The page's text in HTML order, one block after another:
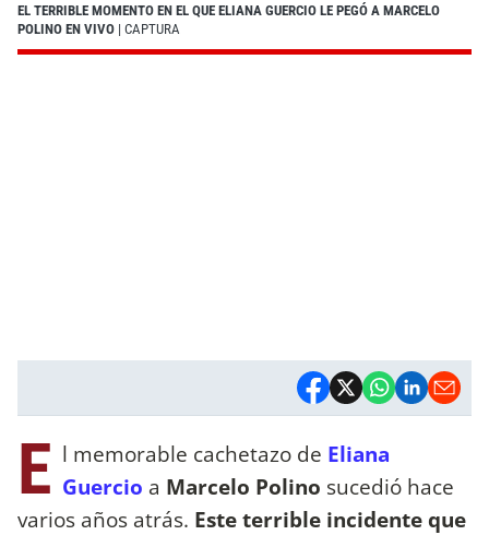
EL TERRIBLE MOMENTO EN EL QUE ELIANA GUERCIO LE PEGÓ A MARCELO
POLINO EN VIVO | CAPTURA
E l memorable cachetazo de Eliana
Guercio a Marcelo Polino sucedió hace
varios años atrás. Este terrible incidente que